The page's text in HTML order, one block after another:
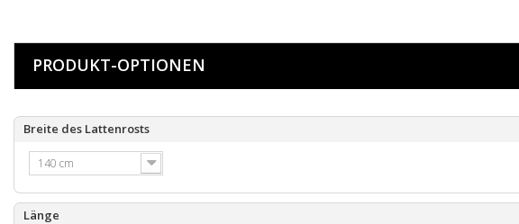
PRODUKT-OPTIONEN
Breite des Lattenrosts
140 cm
Länge